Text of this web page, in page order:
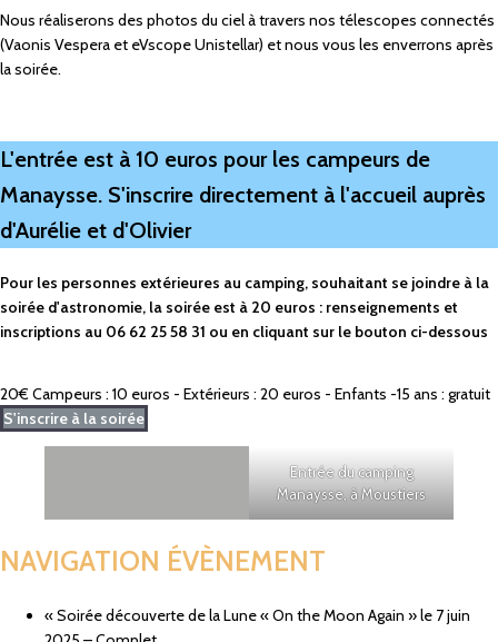
Nous réaliserons des photos du ciel à travers nos télescopes connectés
(Vaonis Vespera et eVscopeUnistellar) et nous vous les enverrons après
la soirée.
L'entrée est à 10 euros pour les campeurs de
Manaysse. S'inscrire directement à l'accueil auprès
d'Aurélie et d'Olivier
Pour les personnes extérieures au camping, souhaitant se joindre à la
soirée d'astronomie, la soirée est à 20 euros : renseignements et
inscriptions au 06 62 25 58 31 ou en cliquant sur le bouton ci-dessous
20€ Campeurs : 10 euros - Extérieurs : 20 euros - Enfants -15 ans : gratuit
S'inscrire à la soirée
Entrée du camping
Manaysse, à Moustiers
NAVIGATION ÉVÈNEMENT
«Soirée découverte de la Lune « On the Moon Again » le 7 juin